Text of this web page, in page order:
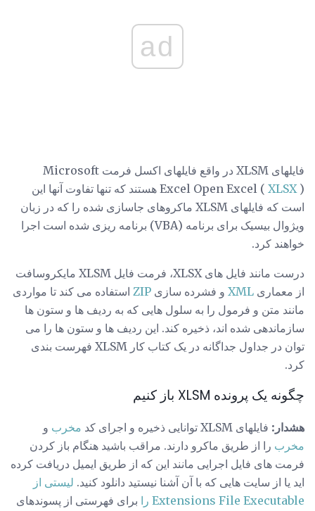
ad
فایلهای XLSM در واقع فایلهای اکسل فرمت Microsoft
Excel Open Excel ( XLSX
) هستند که تنها تفاوت آنها این
است که فایلهای XLSM ماکروهای جاسازی شده را که در زبان
ویژوال بیسیک برای برنامه (VBA) برنامه ریزی شده است اجرا
خواهند کرد.
درست مانند فایل های XLSX، فرمت فایل XLSM مایکروسافت
از معماری XML و فشرده سازی ZIP استفاده می کند تا مواردی
مانند متن و فرمول را به سلول هایی که به ردیف ها و ستون ها
سازماندهی شده اند، ذخیره کند. این ردیف ها و ستون ها را می
توان در جداول جداگانه در یک کتاب کار XLSM فهرست بندی
کرد.
چگونه یک پرونده XLSM باز کنیم
هشدار: فایلهای XLSM توانایی ذخیره و اجرای کد مخرب و
مخرب را از طریق ماکرو دارند. مراقب باشید هنگام باز کردن
فرمت های فایل اجرایی مانند این که از طریق ایمیل دریافت کرده
اید یا از سایت هایی که با آن آشنا نیستید دانلود کنید. لیستی از
Extensions File Executable را
برای فهرستی از پسوندهای